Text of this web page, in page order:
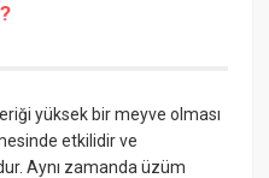
yüksek bir meyve olması
etkilidir ve
Aynı zamanda üzüm